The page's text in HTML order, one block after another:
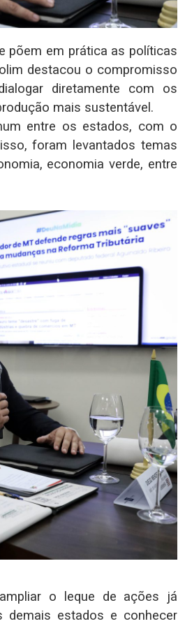
põem em prática as políticas
destacou o compromisso
diretamente com os
mais sustentável.
entre os estados, com o
foram levantados temas
economia verde, entre
o leque de ações já
demais estados e conhecer